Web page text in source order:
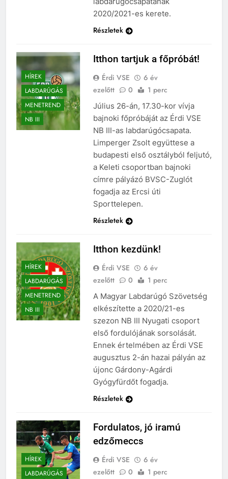
2020/2021-es kerete.
Részletek
HÍREK
LABDARÚGÁS
MENETREND
NB III
Itthon tartjuk a főpróbát!
Érdi VSE
6 év
ezelőtt
0 1 perc
Július 26-án, 17.30-kor vívja
bajnoki főpróbáját az Érdi VSE
NB III-as labdarúgócsapata.
Limperger Zsolt együttese a
budapesti első osztályból feljutó,
a Keleti csoportban bajnoki
címre pályázó BVSC-Zuglót
fogadja az Ercsi úti
Sporttelepen.
Részletek
HÍREK
LABDARÚGÁS
MENETREND
NB III
Itthon kezdünk!
Érdi VSE
6 év
ezelőtt
0 1 perc
A Magyar Labdarúgó Szövetség
elkészítette a 2020/21-es
szezon NB III Nyugati csoport
első fordulójának sorsolását.
Ennek értelmében az Érdi VSE
augusztus 2-án hazai pályán az
újonc Gárdony-Agárdi
Gyógyfürdőt fogadja.
Részletek
HÍREK
LABDARÚGÁS
Fordulatos, jó iramú
edzőmeccs
Érdi VSE
6 év
ezelőtt
0 1 perc